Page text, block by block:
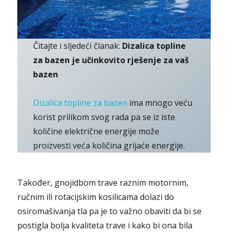
Čitajte i sljedeći članak: Dizalica topline
za bazen je učinkovito rješenje za vaš
bazen
Dizalica topline za bazen ima mnogo veću
korist prilikom svog rada pa se iz iste
količine električne energije može
proizvesti veća količina grijaće energije.
Također, gnojidbom trave raznim motornim,
ručnim ili rotacijskim kosilicama dolazi do
osiromašivanja tla pa je to važno obaviti da bi se
postigla bolja kvaliteta trave i kako bi ona bila